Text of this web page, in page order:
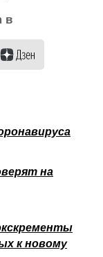
в
на
к новому